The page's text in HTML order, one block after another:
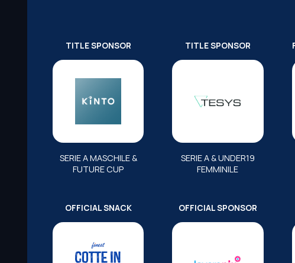
TITLE SPONSOR
SERIE A MASCHILE &
FUTURE CUP
TITLE SPONSOR
SERIE A & UNDER19
FEMMINILE
OFFICIAL SNACK OFFICIAL SPONSOR